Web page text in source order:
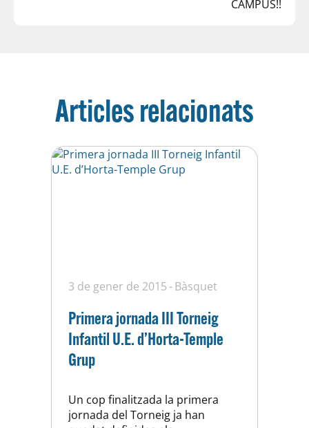
CAMPUS!!
Articles relacionats
3 de gener de 2015 Bàsquet
Primera jornada III Torneig
Infantil U.E. d’Horta-Temple
Grup
Un cop finalitzada la primera
jornada del Torneig ja han